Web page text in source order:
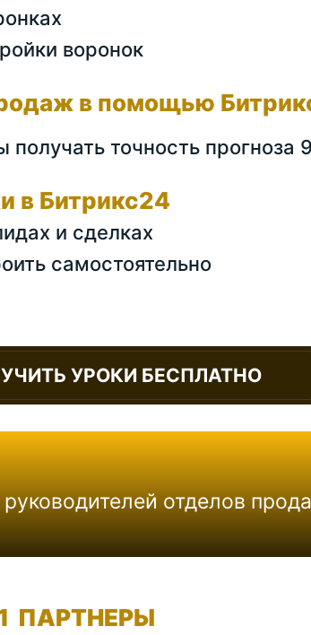
воронок
в помощью
получать точность прогноза
в Битрикс24
и сделках
самостоятельно
УРОКИ БЕСПЛАТНО
отделов
ПАРТНЕРЫ